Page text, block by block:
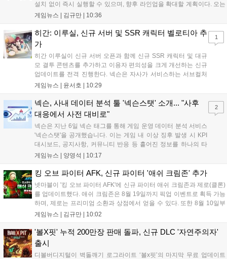
설치 없이 즉시 실행할 수 있으며, 향후 라인업을 확대할 계획이다. 오는
11일부터는 게임 실행 시 할인 쿠폰을 지급하는 오픈 기념 이벤트도 진
있는 환경을 조성해 창작자와 이용자 모두에게 새로운 경험을 제공할 것
으로 기대된다....
게임뉴스 | 김규만 10:36
히간: 이루실, 신규 서버 및 SSR 캐릭터 벨로티아 추
가
히간 이루실이 신규 서버 오픈과 함께 신규 SSR 캐릭터 및 대규
모 결투 콘텐츠를 추가하고 이용자 편의성을 크게 개선하는 신규
업데이트를 전격 진행한다. 넥슨은 자사가 서비스하는 서브컬처
게임 히간 이루실에 신규 서버 'world3'을 개설하고 신규 캐릭터
이번 업데이트를 통해 어둠 속 서큐버스...
게임뉴스 | 윤서호 10:29
1
넥슨, 사내 데이터 분석 툴 '넥슨스탯' 소개... "사후
대응에서 사전 대비로"
넥슨은 지난 6일 넥슨 태그를 통해 게임 운영 데이터 분석 서비스
'넥슨스탯'을 공개했습니다. 이는 게임 내 이상 징후 발생 시 KPI
대시보드, 공지사항, 커뮤니티 반응 등 흩어진 정보를 하나의 타
임라인에 연결해 원인을 빠르게 파악하도록 돕는 관제 허브입니
중심의 운영 방식을 사전 대비 체계로 전환하며 데이터 기반의 효
율적인 의사결정을 지원하고 있습니다....
게임뉴스 | 양영석 10:17
2
킹 오브 파이터 AFK, 신규 파이터 '애쉬 크림존' 추가
넷마블이 '킹 오브 파이터 AFK'에 신규 파이터 애쉬 크림존과 제로(클론)
를 업데이트했다. 애쉬 크림존은 8월 19일까지 픽업 이벤트로 획득 가능
하며, 제로는 프리미엄 소환과 상점에서 얻을 수 있다. 또한 8월 10일부
터 14일까지 럭키 엘피 이벤트로 론을, 13일부터 26일까지 트로피칼 아
로 전략적 전투의 재미가 더욱 강화될 것으로 기대된다....
게임뉴스 | 김규만 10:02
'볼X핏' 누적 200만장 판매 돌파, 신규 DLC '자연주의자'
출시
디볼버디지털이 벽돌깨기 로그라이트 ‘볼x핏’의 마지막 무료 업데이트